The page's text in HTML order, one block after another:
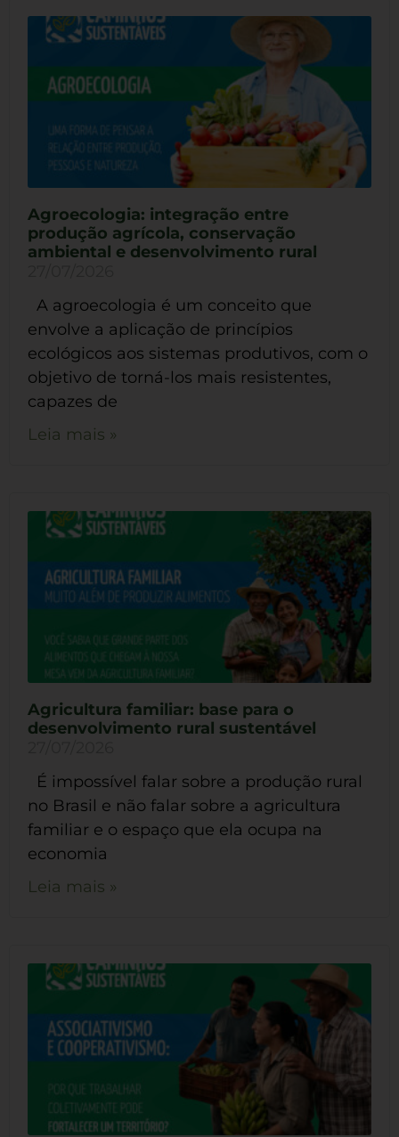
Agroecologia: integração entre
produção agrícola, conservação
ambiental e desenvolvimento rural
A agroecologia é um conceito que
envolve a aplicação de princípios
ecológicos aos sistemas produtivos, com o
objetivo de torná-los mais resistentes,
capazes de
Leia mais »
Agricultura familiar: base para o
desenvolvimento rural sustentável
É impossível falar sobre a produção rural
no Brasil e não falar sobre a agricultura
familiar e o espaço que ela ocupa na
economia
Leia mais »